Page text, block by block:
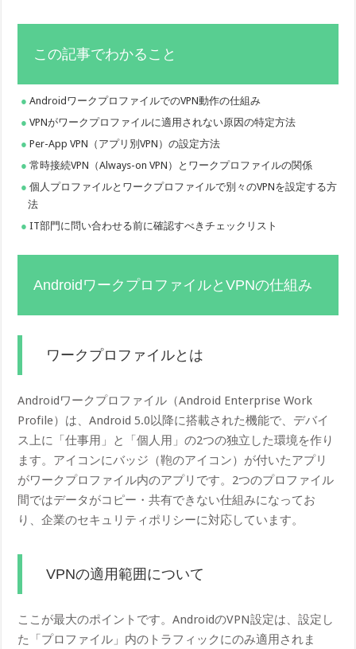
この記事でわかること
AndroidワークプロファイルでのVPN動作の仕組み
VPNがワークプロファイルに適用されない原因の特定方法
Per-App VPN（アプリ別VPN）の設定方法
常時接続VPN（Always-on VPN）とワークプロファイルの関係
個人プロファイルとワークプロファイルで別々のVPNを設定する方
法
IT部門に問い合わせる前に確認すべきチェックリスト
AndroidワークプロファイルとVPNの仕組み
ワークプロファイルとは
Androidワークプロファイル（Android Enterprise Work
Profile）は、Android 5.0以降に搭載された機能で、デバイ
ス上に「仕事用」と「個人用」の2つの独立した環境を作り
ます。アイコンにバッジ（鞄のアイコン）が付いたアプリ
がワークプロファイル内のアプリです。2つのプロファイル
間ではデータがコピー・共有できない仕組みになってお
り、企業のセキュリティポリシーに対応しています。
VPNの適用範囲について
ここが最大のポイントです。AndroidのVPN設定は、設定し
た「プロファイル」内のトラフィックにのみ適用されま